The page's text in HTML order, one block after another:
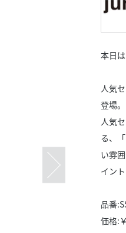
本日
人気
登場
人気
る、
い雰
イン
品番
価格: